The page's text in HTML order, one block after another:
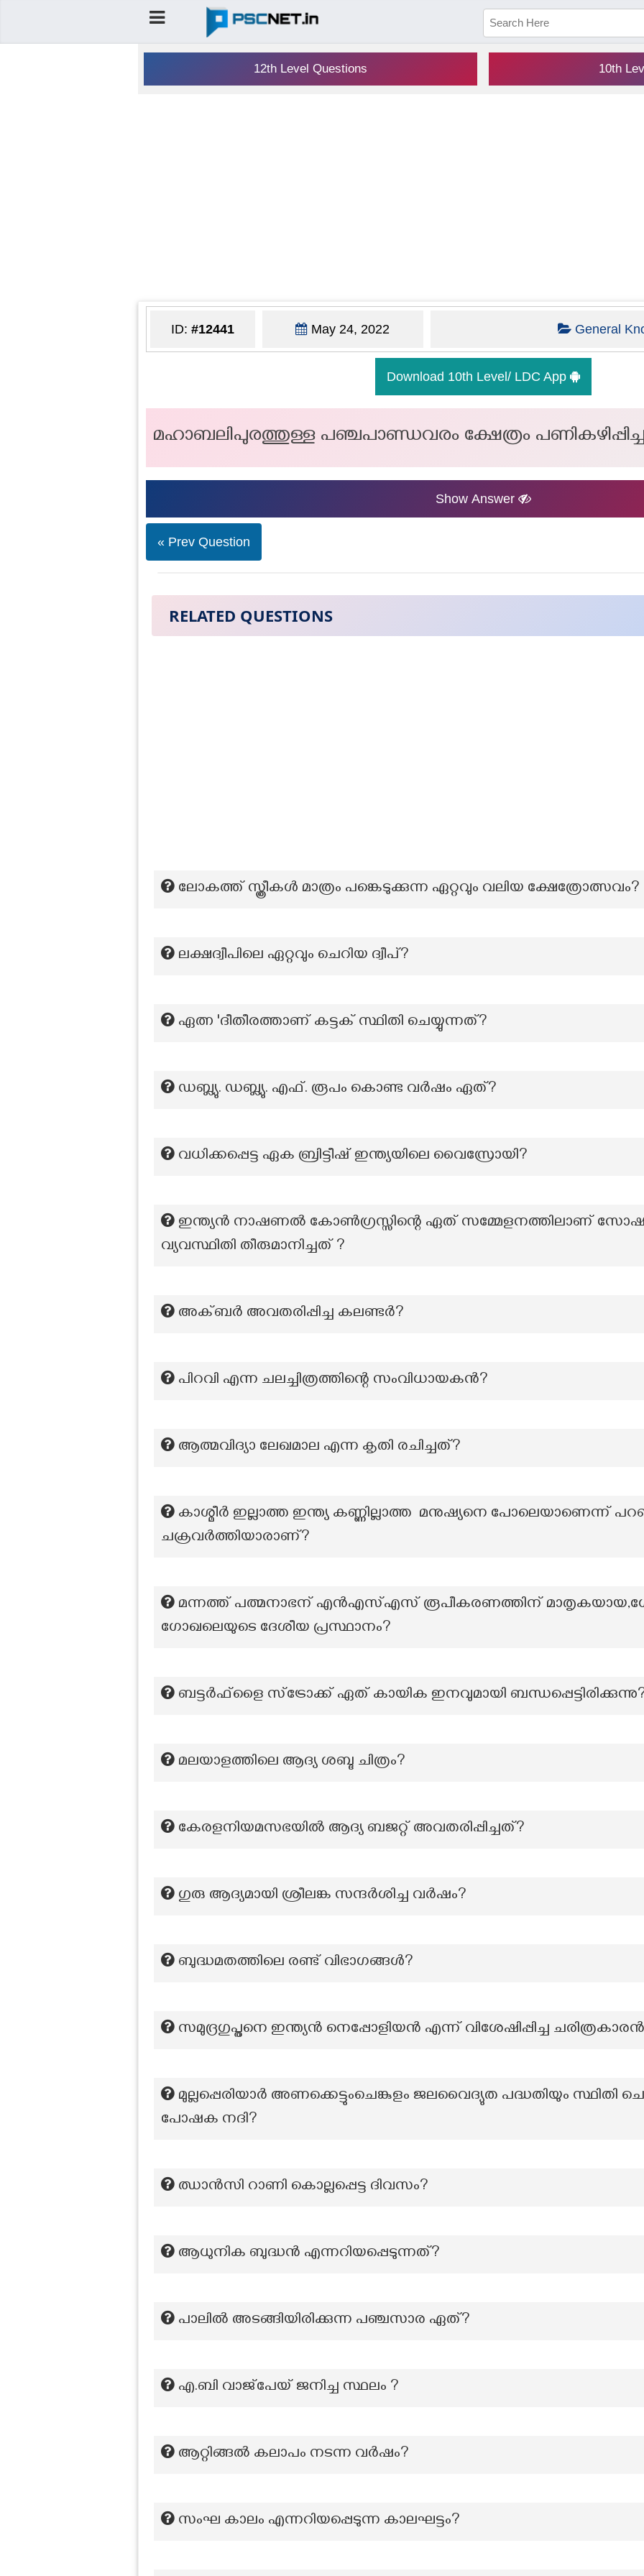
12th Level Questions 10th
ID: #12441 May 24, 2022 General
Download 10th Level/ LDC App
മഹാബലിപുരത്തുള്ള പഞ്ചപാണ്ഡവരം ക്ഷേത്രം
Show Answer
« Prev Question
RELATED QUESTIONS
ലോകത്ത് സ്ത്രീകൾ മാത്രം പങ്കെടുക്കുന്ന ഏറ്റവും വലിയ ക്ഷേത്രോത്സവം?
ലക്ഷദ്വീപിലെ ഏറ്റവും ചെറിയ ദ്വീപ്?
ഏത്ന 'ദീതീരത്താണ് കട്ടക് സ്ഥിതി ചെയ്യുന്നത്?
ഡബ്ല്യു. ഡബ്ല്യു. എഫ്. രൂപം കൊണ്ട വർഷം ഏത്?
വധിക്കപ്പെട്ട ഏക ബ്രിട്ടീഷ് ഇന്ത്യയിലെ വൈസ്രോയി?
ഇന്ത്യൻ നാഷണൽ കോൺഗ്രസ്സിന്റെ ഏത് സമ്മേളനത്തിലാണ്
വ്യവസ്ഥിതി തീരുമാനിച്ചത് ?
അക്ബർ അവതരിപ്പിച്ച കലണ്ടർ?
പിറവി എന്ന ചലച്ചിത്രത്തിന്റെ സംവിധായകൻ?
ആത്മവിദ്യാ ലേഖമാല എന്ന കൃതി രചിച്ചത്?
കാശ്മീർ ഇല്ലാത്ത ഇന്ത്യ കണ്ണില്ലാത്ത മനുഷ്യനെ പോലെയാണെന്ന്
ചക്രവർത്തിയാരാണ്?
മന്നത്ത് പത്മനാഭന് എൻഎസ്എസ് രൂപീകരണത്തിന്
ഗോഖലെയുടെ ദേശീയ പ്രസ്ഥാനം?
ബട്ടർഫ്‌ളൈ സ്ട്രോക്ക് ഏത് കായിക ഇനവുമായി
മലയാളത്തിലെ ആദ്യ ശബ്ദ ചിത്രം?
കേരളനിയമസഭയിൽ ആദ്യ ബജറ്റ് അവതരിപ്പിച്ചത്?
ഗുരു ആദ്യമായി ശ്രീലങ്ക സന്ദർശിച്ച വർഷം?
ബുദ്ധമതത്തിലെ രണ്ട് വിഭാഗങ്ങൾ?
സമുദ്രഗുപ്തനെ ഇന്ത്യൻ നെപ്പോളിയൻ എന്ന് വിശേഷിപ്പിച്ച
മുല്ലപ്പെരിയാര്‍ അണക്കെട്ടുംചെങ്കുളം ജലവൈദ്യുത പദ്ധതിയും സ്ഥിതി
പോഷക നദി?
ഝാൻസി റാണി കൊല്ലപ്പെട്ട ദിവസം?
ആധുനിക ബുദ്ധൻ എന്നറിയപ്പെടുന്നത്?
പാലിൽ അടങ്ങിയിരിക്കുന്ന പഞ്ചസാര ഏത്?
എ.ബി വാജ്‌പേയ് ജനിച്ച സ്ഥലം ?
ആറ്റിങ്ങൽ കലാപം നടന്ന വർഷം?
സംഘ കാലം എന്നറിയപ്പെടുന്ന കാലഘട്ടം?